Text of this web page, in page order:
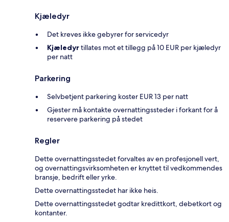
Kjæledyr
Det kreves ikke gebyrer for servicedyr
Kjæledyrtillates mot et tillegg på 10 EUR per kjæledyr
per natt
Parkering
Selvbetjent parkering koster EUR 13 per natt
Gjester må kontakte overnattingssteder i forkant for å
reservere parkering på stedet
Regler
Dette overnattingsstedet forvaltes av en profesjonell vert,
og overnattingsvirksomheten er knyttet til vedkommendes
bransje, bedrift eller yrke.
Dette overnattingsstedet har ikke heis.
Dette overnattingsstedet godtar kredittkort, debetkort og
kontanter.